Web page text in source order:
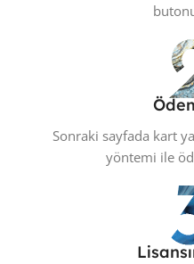
Sonraki sayfada kart
yöntemi ile